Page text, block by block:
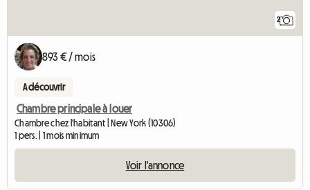
2
893 € / mois
A découvrir
Chambre principale à louer
Chambre chez l'habitant | New York (10306)
1 pers. | 1 mois minimum
Voir l'annonce